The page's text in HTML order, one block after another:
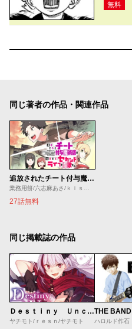
無料
同じ著者の作品・関連作品
追放されたチート付与魔術師は気ままなセカンドライフを謳歌する。 ～俺は武器だけじゃなく、あらゆるものに『強化ポイント』を付与できるし、俺の意思でいつでも効果を解除できるけど、残った人たち大丈夫？～
27話無料
同じ掲載誌の作品
Ｄｅｓｔｉｎｙ Ｕｎｃｈａｉｎ Ｏｎｌｉｎｅ 吸血鬼少女となって、やがて『赤の魔王』と呼ばれるようになりました
ヤチモト/ｒｅｓｎ/ヤチモト
THE BAND
ハロルド作石